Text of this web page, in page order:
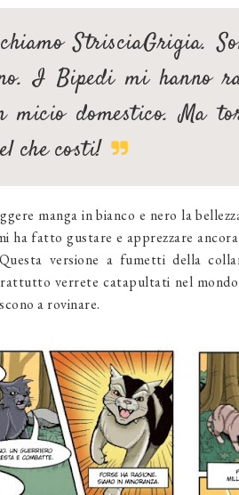
StrisciaGrigia.
I Bipedi mi hanno
micio domestico. Ma
che costi!
manga in bianco e nero la
ha fatto gustare e apprezzare
versione a fumetti della
verrete catapultati nel
a rovinare.